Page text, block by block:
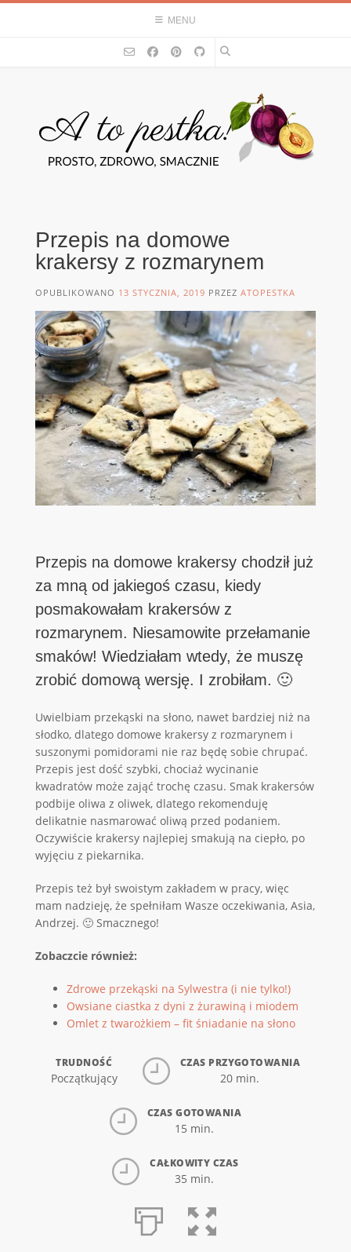
Skip
MENU
Przepis na domowe
krakersy z rozmarynem
OPUBLIKOWANO 13 STYCZNIA, 2019 PRZEZ ATOPESTKA
Przepis na domowe krakersy chodził już
za mną od jakiegoś czasu, kiedy
posmakowałam krakersów z
rozmarynem. Niesamowite przełamanie
smaków! Wiedziałam wtedy, że muszę
zrobić domową wersję. I zrobiłam. 🙂
Uwielbiam przekąski na słono, nawet bardziej niż na
słodko, dlatego domowe krakersy z rozmarynem i
suszonymi pomidorami nie raz będę sobie chrupać.
Przepis jest dość szybki, chociaż wycinanie
kwadratów może zająć trochę czasu. Smak krakersów
podbije oliwa z oliwek, dlatego rekomenduję
delikatnie nasmarować oliwą przed podaniem.
Oczywiście krakersy najlepiej smakują na ciepło, po
wyjęciu z piekarnika.
Przepis też był swoistym zakładem w pracy, więc
mam nadzieję, że spełniłam Wasze oczekiwania, Asia,
Andrzej. 🙂 Smacznego!
Zobaczcie również:
Zdrowe przekąski na Sylwestra (i nie tylko!)
Owsiane ciastka z dyni z żurawiną i miodem
Omlet z twarożkiem – fit śniadanie na słono
TRUDNOŚĆ
Początkujący
CZAS PRZYGOTOWANIA
20 min.
CZAS GOTOWANIA
15 min.
CAŁKOWITY CZAS
35 min.